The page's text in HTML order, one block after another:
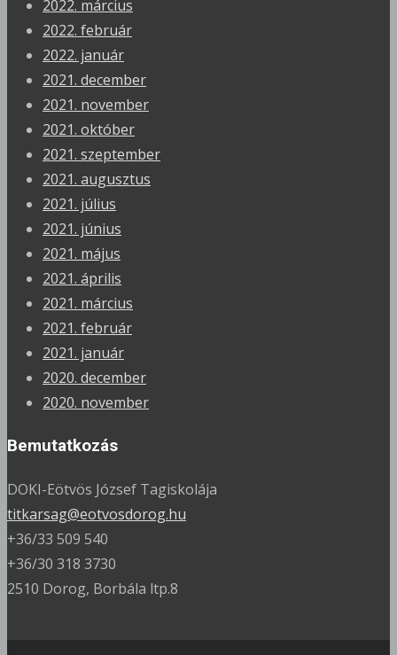
2022. március
2022. február
2022. január
2021. december
2021. november
2021. október
2021. szeptember
2021. augusztus
2021. július
2021. június
2021. május
2021. április
2021. március
2021. február
2021. január
2020. december
2020. november
Bemutatkozás
DOKI-Eötvös József Tagiskolája
titkarsag@eotvosdorog.hu
+36/33 509 540
+36/30 318 3730
2510 Dorog, Borbála ltp.8